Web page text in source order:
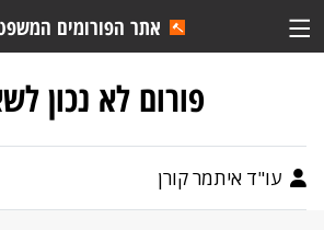
אתר הפורומים
פורום לא נכון
עו"ד איתמר קורן